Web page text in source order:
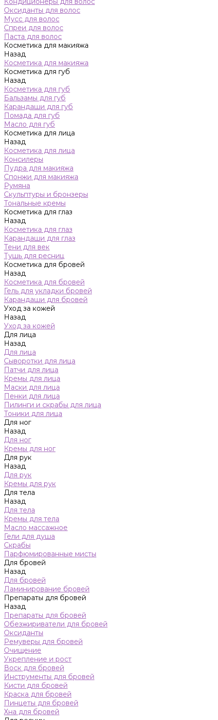
Оксиданты для волос
Мусс для волос
Спреи для волос
Паста для волос
Косметика для макияжа
Назад
Косметика для макияжа
Косметика для губ
Назад
Косметика для губ
Бальзамы для губ
Карандаши для губ
Помада для губ
Масло для губ
Косметика для лица
Назад
Косметика для лица
Консилеры
Пудра для макияжа
Спонжи для макияжа
Румяна
Скульптуры и бронзеры
Тональные кремы
Косметика для глаз
Назад
Косметика для глаз
Карандаши для глаз
Тени для век
Тушь для ресниц
Косметика для бровей
Назад
Косметика для бровей
Гель для укладки бровей
Карандаши для бровей
Уход за кожей
Назад
Уход за кожей
Для лица
Назад
Для лица
Сыворотки для лица
Патчи для лица
Кремы для лица
Маски для лица
Пенки для лица
Пилинги и скрабы для лица
Тоники для лица
Для ног
Назад
Для ног
Кремы для ног
Для рук
Назад
Для рук
Кремы для рук
Для тела
Назад
Для тела
Кремы для тела
Масло массажное
Гели для душа
Скрабы
Парфюмированные мисты
Для бровей
Назад
Для бровей
Ламинирование бровей
Препараты для бровей
Назад
Препараты для бровей
Обезжириватели для бровей
Оксиданты
Ремуверы для бровей
Очищение
Укрепление и рост
Воск для бровей
Инструменты для бровей
Кисти для бровей
Краска для бровей
Пинцеты для бровей
Хна для бровей